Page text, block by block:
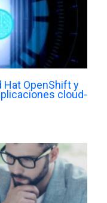
Hat OpenShift y
cloud-